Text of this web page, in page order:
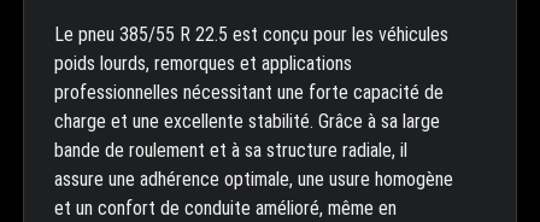
Le pneu 385/55 R 22.5 est conçu pour les véhicules
poids lourds, remorques et applications
professionnelles nécessitant une forte capacité de
charge et une excellente stabilité. Grâce à sa large
bande de roulement et à sa structure radiale, il
assure une adhérence optimale, une usure homogène
et un confort de conduite amélioré, même en